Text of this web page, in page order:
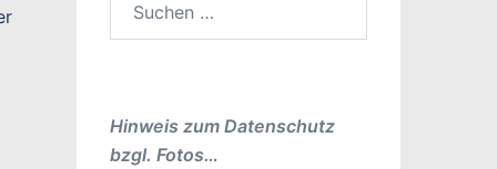
Hinweis zum Datenschutz
bzgl. Fotos…